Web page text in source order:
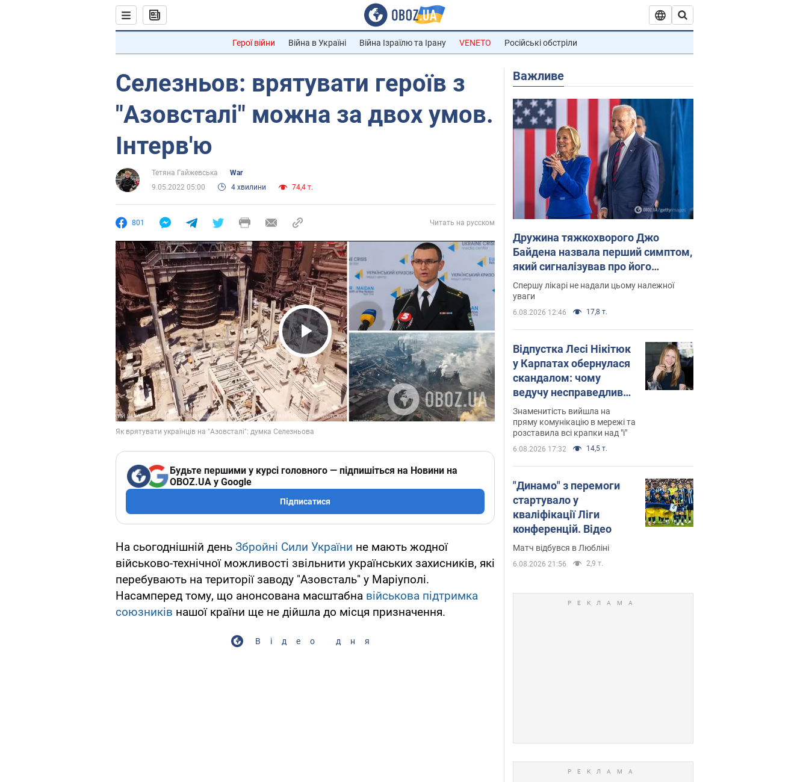
Герої війни Війна в Україні Війна Ізраїлю та Ірану VENETO Російські обстріли
Селезньов: врятувати героїв з
"Азовсталі" можна за двох умов.
Інтерв'ю
Тетяна Гайжевська
War
9.05.2022 05:00
4 хвилини 74,4 т.
801 Читать на русском
Play Video
Будьте першими у курсі головного — підпишіться на Новини на
OBOZ.UA у Google
Підписатися
На сьогоднішній день Збройні Сили України не мають жодної
військово-технічної можливості звільнити українських захисників, які
перебувають на території заводу "Азовсталь" у Маріуполі.
Насамперед тому, що анонсована масштабна військова підтримка
союзників нашої країни ще не дійшла до місця призначення.
Відео дня
Важливе
Дружина тяжкохворого Джо
Байдена назвала перший симптом,
який сигналізував про його
"агресивний" рак
Спершу лікарі не надали цьому належної
уваги
6.08.2026 12:46 17,8 т.
Відпустка Лесі Нікітюк
у Карпатах обернулася
скандалом: чому
ведучу несправедливо
захейтили
Знаменитість вийшла на
пряму комунікацію в мережі та
розставила всі крапки над "і"
6.08.2026 17:32 14,5 т.
"Динамо" з перемоги
стартувало у
кваліфікації Ліги
конференцій. Відео
Матч відбувся в Любліні
6.08.2026 21:56 2,9 т.